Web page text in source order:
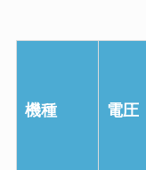
機種 電圧